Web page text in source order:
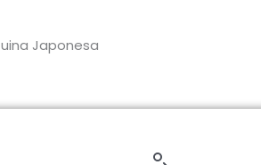
Japonesa